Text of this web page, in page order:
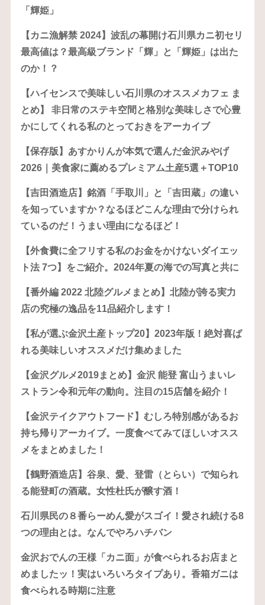
「輝姫」
【カニ漁解禁 2024】波乱の幕開け石川県カニ初セリ
最高値は？最高級ブランド「輝」と「輝姫」は出た
のか！？
【ハイセンスで美味しい石川県のオススメカフェ ま
とめ】 非日常のステキ空間と格別な美味しさで心豊
かにしてくれる私のとっておきをアーカイブ
【保存版】あすかりんが本気で選んだ金沢みやげ
2026｜美食家に薦めるプレミアム土産5選＋TOP10
【吉田酒造店】銘酒「手取川」と「吉田蔵」の違い
を知っていますか？なるほどこんな理由で分けられ
ているのだ！うまい理由になるほど！
【外食費に全フリする私のお金をかけないダイエッ
ト法 7つ】をご紹介。2024年夏の海での写真と共に
【番外編 2022 北陸グルメまとめ】北陸が誇る実力
店の究極の逸品を11品紹介します！
【私が選ぶ金沢土産トップ20】2023年版！絶対喜ば
れる美味しいオススメだけ集めました
【金沢グルメ2019まとめ】金沢 能登 富山うまいレ
ストラン令和元年の動向。注目の15店舗を紹介！
【金沢テイクアウトフード】むしろ特別感があるお
持ち帰りアーカイブ。一度食べてみてほしいオスス
メをまとめました！
【鶴野酒造店】谷泉、愛、登雷（とらい）で知られ
る能登町の酒蔵。女性杜氏が醸す酒！
石川県民の８番らーめん愛がスゴイ！愛され続ける8
つの理由とは。なんでやろハチバン
金沢おでんの王様「カニ面」が食べられるお店まと
めましたッ！実はいろいろタイプあり。香箱ガニは
食べられる時期に注意